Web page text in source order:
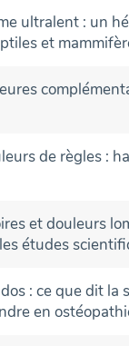
ultralent : un
et
de règles :
et douleurs
études
: ce que dit la
en